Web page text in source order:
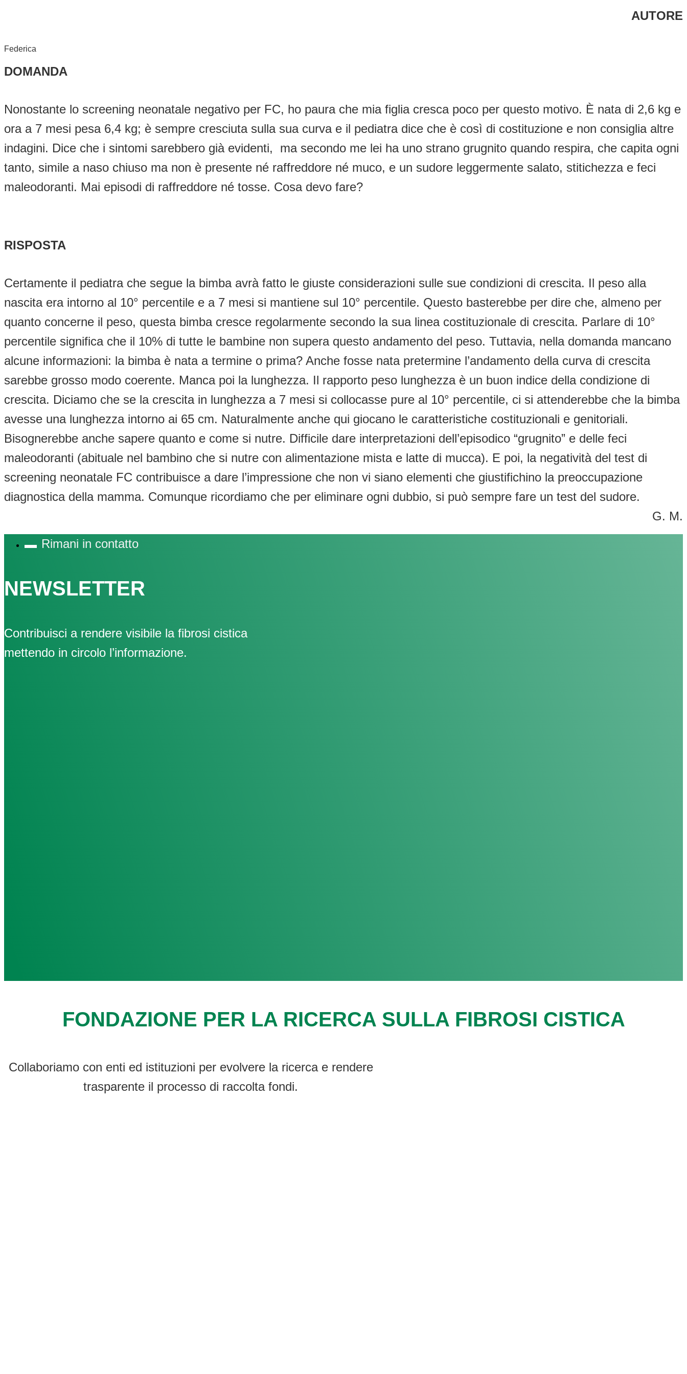
AUTORE
Federica
DOMANDA
Nonostante lo screening neonatale negativo per FC, ho paura che mia figlia cresca poco per questo motivo. È nata di 2,6 kg e
ora a 7 mesi pesa 6,4 kg; è sempre cresciuta sulla sua curva e il pediatra dice che è così di costituzione e non consiglia altre
indagini. Dice che i sintomi sarebbero già evidenti, ma secondo me lei ha uno strano grugnito quando respira, che capita ogni
tanto, simile a naso chiuso ma non è presente né raffreddore né muco, e un sudore leggermente salato, stitichezza e feci
maleodoranti. Mai episodi di raffreddore né tosse. Cosa devo fare?
RISPOSTA
Certamente il pediatra che segue la bimba avrà fatto le giuste considerazioni sulle sue condizioni di crescita. Il peso alla
nascita era intorno al 10° percentile e a 7 mesi si mantiene sul 10° percentile. Questo basterebbe per dire che, almeno per
quanto concerne il peso, questa bimba cresce regolarmente secondo la sua linea costituzionale di crescita. Parlare di 10°
percentile significa che il 10% di tutte le bambine non supera questo andamento del peso. Tuttavia, nella domanda mancano
alcune informazioni: la bimba è nata a termine o prima? Anche fosse nata pretermine l’andamento della curva di crescita
sarebbe grosso modo coerente. Manca poi la lunghezza. Il rapporto peso lunghezza è un buon indice della condizione di
crescita. Diciamo che se la crescita in lunghezza a 7 mesi si collocasse pure al 10° percentile, ci si attenderebbe che la bimba
avesse una lunghezza intorno ai 65 cm. Naturalmente anche qui giocano le caratteristiche costituzionali e genitoriali.
Bisognerebbe anche sapere quanto e come si nutre. Difficile dare interpretazioni dell’episodico “grugnito” e delle feci
maleodoranti (abituale nel bambino che si nutre con alimentazione mista e latte di mucca). E poi, la negatività del test di
screening neonatale FC contribuisce a dare l’impressione che non vi siano elementi che giustifichino la preoccupazione
diagnostica della mamma. Comunque ricordiamo che per eliminare ogni dubbio, si può sempre fare un test del sudore.
G. M.
Rimani in contatto
NEWSLETTER
Contribuisci a rendere visibile la fibrosi cistica
mettendo in circolo l’informazione.
FONDAZIONE PER LA RICERCA SULLA FIBROSI CISTICA
Collaboriamo con enti ed istituzioni per evolvere la ricerca e rendere
trasparente il processo di raccolta fondi.